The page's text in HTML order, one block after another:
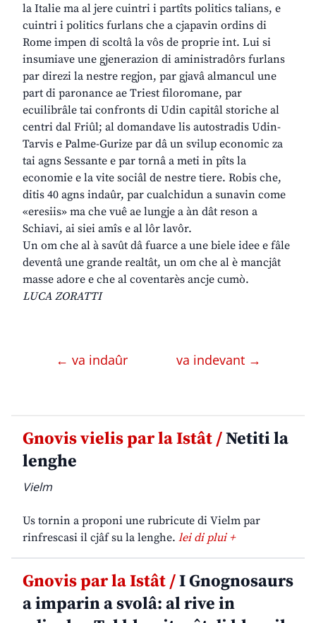
la Italie ma al jere cuintri i partîts politics talians, e
cuintri i politics furlans che a cjapavin ordins di
Rome impen di scoltâ la vôs de proprie int. Lui si
insumiave une gjenerazion di aministradôrs furlans
par direzi la nestre regjon, par gjavâ almancul une
part di paronance ae Triest filoromane, par
ecuilibrâle tai confronts di Udin capitâl storiche al
centri dal Friûl; al domandave lis autostradis Udin-
Tarvis e Palme-Gurize par dâ un svilup economic za
tai agns Sessante e par tornâ a meti in pîts la
economie e la vite sociâl de nestre tiere. Robis che,
ditis 40 agns indaûr, par cualchidun a sunavin come
«eresiis» ma che vuê ae lungje a àn dât reson a
Schiavi, ai siei amîs e al lôr lavôr.
Un om che al à savût dâ fuarce a une biele idee e fâle
deventâ une grande realtât, un om che al è mancjât
masse adore e che al coventarès ancje cumò.
LUCA ZORATTI
← va indaûr va indevant →
Gnovis vielis par la Istât /Netiti la
lenghe
Vielm
Us tornin a proponi une rubricute di Vielm par
rinfrescasi il cjâf su la lenghe. lei di plui +
Gnovis par la Istât /I Gnognosaurs
a imparin a svolâ: al rive in